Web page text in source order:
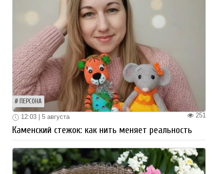
ПЕРСОНА
251
12:03 | 5 августа
Каменский стежок: как нить меняет реальность